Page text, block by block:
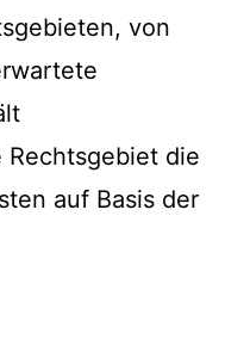
von
die
auf Basis der